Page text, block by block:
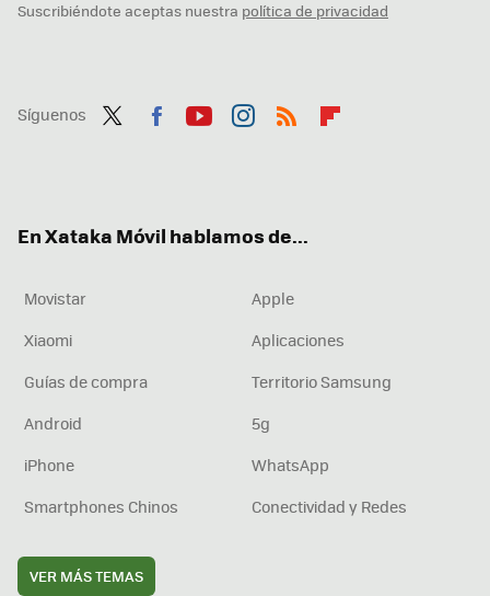
Suscribiéndote aceptas nuestra política de privacidad
Síguenos
En Xataka Móvil hablamos de...
Movistar
Apple
Xiaomi
Aplicaciones
Guías de compra
Territorio Samsung
Android
5g
iPhone
WhatsApp
Smartphones Chinos
Conectividad y Redes
VER MÁS TEMAS